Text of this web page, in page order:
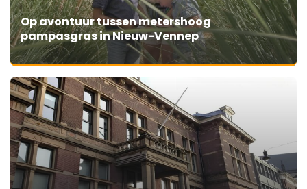
Op avontuur tussen metershoog
pampasgras in Nieuw-Vennep